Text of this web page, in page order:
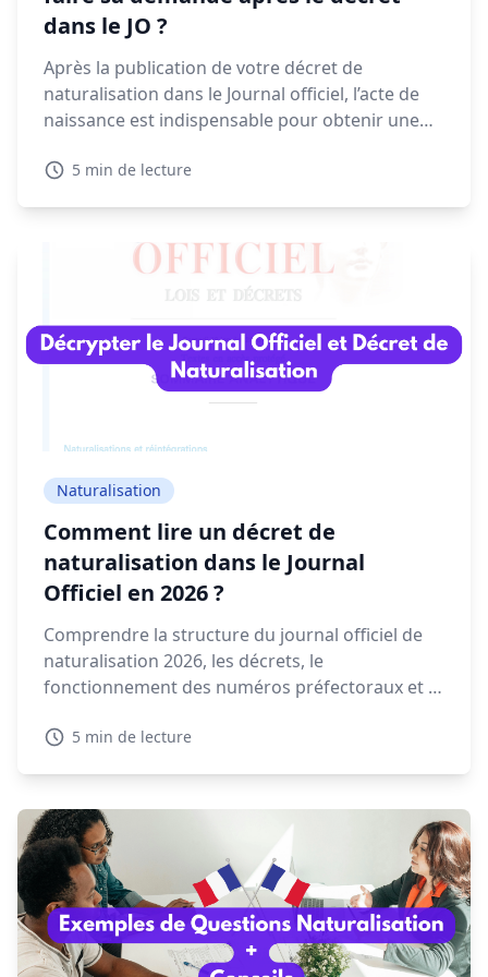
dans le JO ?
Après la publication de votre décret de
naturalisation dans le Journal officiel, l’acte de
naissance est indispensable pour obtenir une
administratives. Voyons dans ce guide quand et
5 min de lecture
Naturalisation
Comment lire un décret de
naturalisation dans le Journal
Officiel en 2026 ?
Comprendre la structure du journal officiel de
naturalisation 2026, les décrets, le
fonctionnement des numéros préfectoraux et la
essentiel pour retrouver votre décret.
5 min de lecture